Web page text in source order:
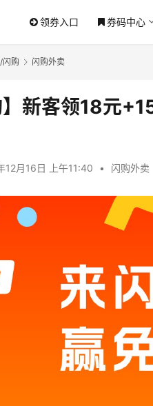
领券入口 券码中心
闪购 闪购外卖
】新客领18元
12月16日 上午11:40 • 闪购外卖